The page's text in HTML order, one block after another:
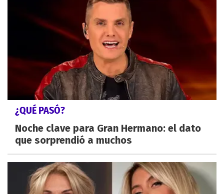
¿QUÉ PASÓ?
Noche clave para Gran Hermano: el dato
que sorprendió a muchos